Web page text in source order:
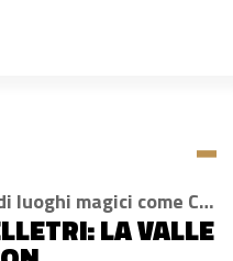
Su due ruote alla scoperta di luoghi magici come Cisternino, Locorotondo e Alberobello
LA VALLE